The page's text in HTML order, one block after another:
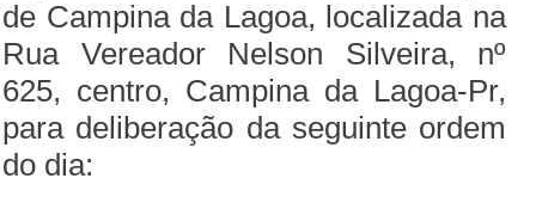
de Campina da Lagoa, localizada na
Rua Vereador Nelson Silveira, nº
625, centro, Campina da Lagoa-Pr,
para deliberação da seguinte ordem
do dia: